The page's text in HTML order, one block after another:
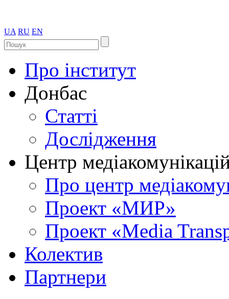
UA RU EN
Про інститут
Донбас
Статті
Дослідження
Центр
Про центр
Проект «МИР»
Проект «Media
Колектив
Партнери